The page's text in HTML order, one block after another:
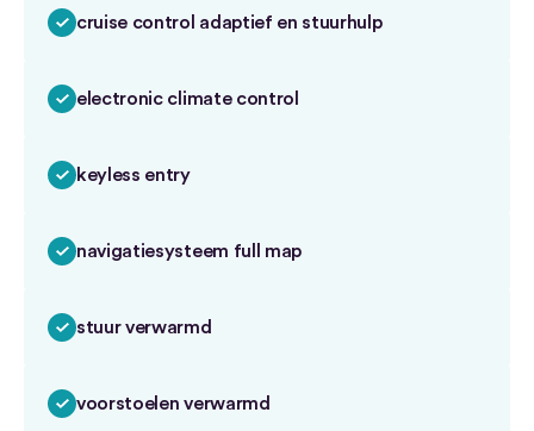
cruise control adaptief en stuurhulp
electronic climate control
keyless entry
navigatiesysteem full map
stuur verwarmd
voorstoelen verwarmd